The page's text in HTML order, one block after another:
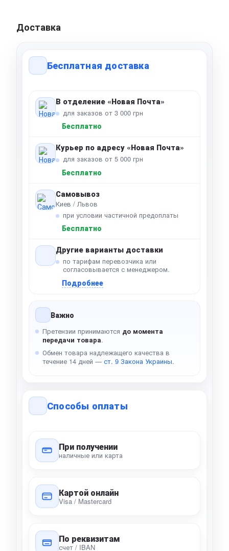
Доставка
Бесплатная доставка
В отделение «Новая Почта»
для заказов от 3 000 грн
Бесплатно
Курьер по адресу «Новая Почта»
для заказов от 5 000 грн
Бесплатно
Самовывоз
Киев / Львов
при условии частичной предоплаты
Бесплатно
Другие варианты доставки
по тарифам перевозчика или
согласовывается с менеджером.
Подробнее
Важно
Претензии принимаются до момента
передачи товара.
Обмен товара надлежащего качества в
течение 14 дней — ст. 9 Закона Украины.
Способы оплаты
При получении
наличные или карта
Картой онлайн
Visa / Mastercard
По реквизитам
счет / IBAN